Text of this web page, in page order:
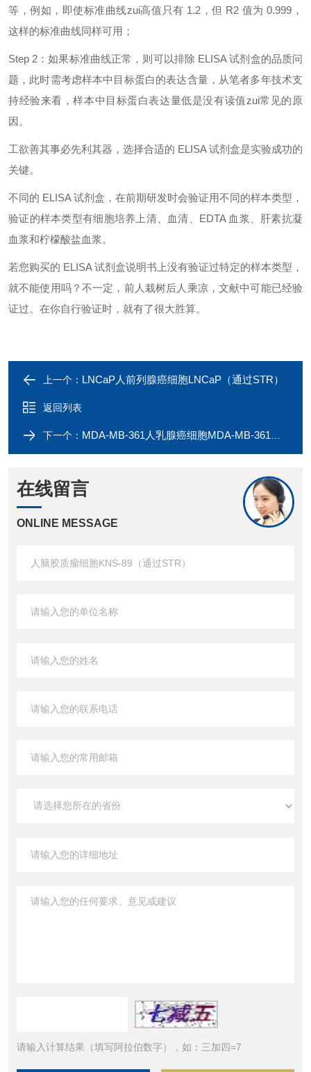
等，例如，即使标准曲线zui高值只有 1.2，但 R2 值为 0.999，
这样的标准曲线同样可用；
Step 2：如果标准曲线正常，则可以排除 ELISA 试剂盒的品质问
题，此时需考虑样本中目标蛋白的表达含量，从笔者多年技术支
持经验来看，样本中目标蛋白表达量低是没有读值zui常见的原
因。
工欲善其事必先利其器，选择合适的 ELISA 试剂盒是实验成功的
关键。
不同的 ELISA 试剂盒，在前期研发时会验证用不同的样本类型，
验证的样本类型有细胞培养上清、血清、EDTA 血浆、肝素抗凝
血浆和柠檬酸盐血浆。
若您购买的 ELISA 试剂盒说明书上没有验证过特定的样本类型，
就不能使用吗？不一定，前人栽树后人乘凉，文献中可能已经验
证过。在你自行验证时，就有了很大胜算。
上一个： LNCaP人前列腺癌细胞LNCaP（通过STR）
返回列表
下一个： MDA-MB-361人乳腺癌细胞MDA-MB-361（通过STR）
在线留言
ONLINE MESSAGE
请输入计算结果（填写阿拉伯数字），如：三加四=7